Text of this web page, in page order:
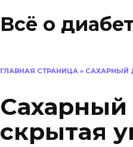
Всё о
ГЛАВНАЯ СТРАНИЦА » САХАРНЫЙ
Сахарный
скрытая